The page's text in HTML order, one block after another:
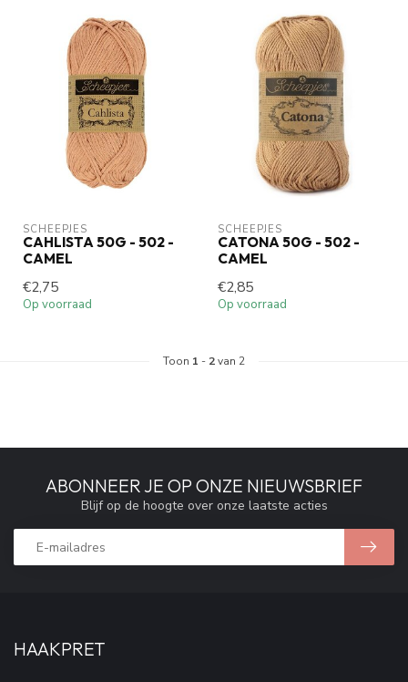
SCHEEPJES
CAHLISTA 50G - 502 -
CAMEL
€2,75
Op voorraad
SCHEEPJES
CATONA 50G - 502 -
CAMEL
€2,85
Op voorraad
Toon 1 - 2van 2
ABONNEER JE OP ONZE NIEUWSBRIEF
Blijf op de hoogte over onze laatste acties
HAAKPRET